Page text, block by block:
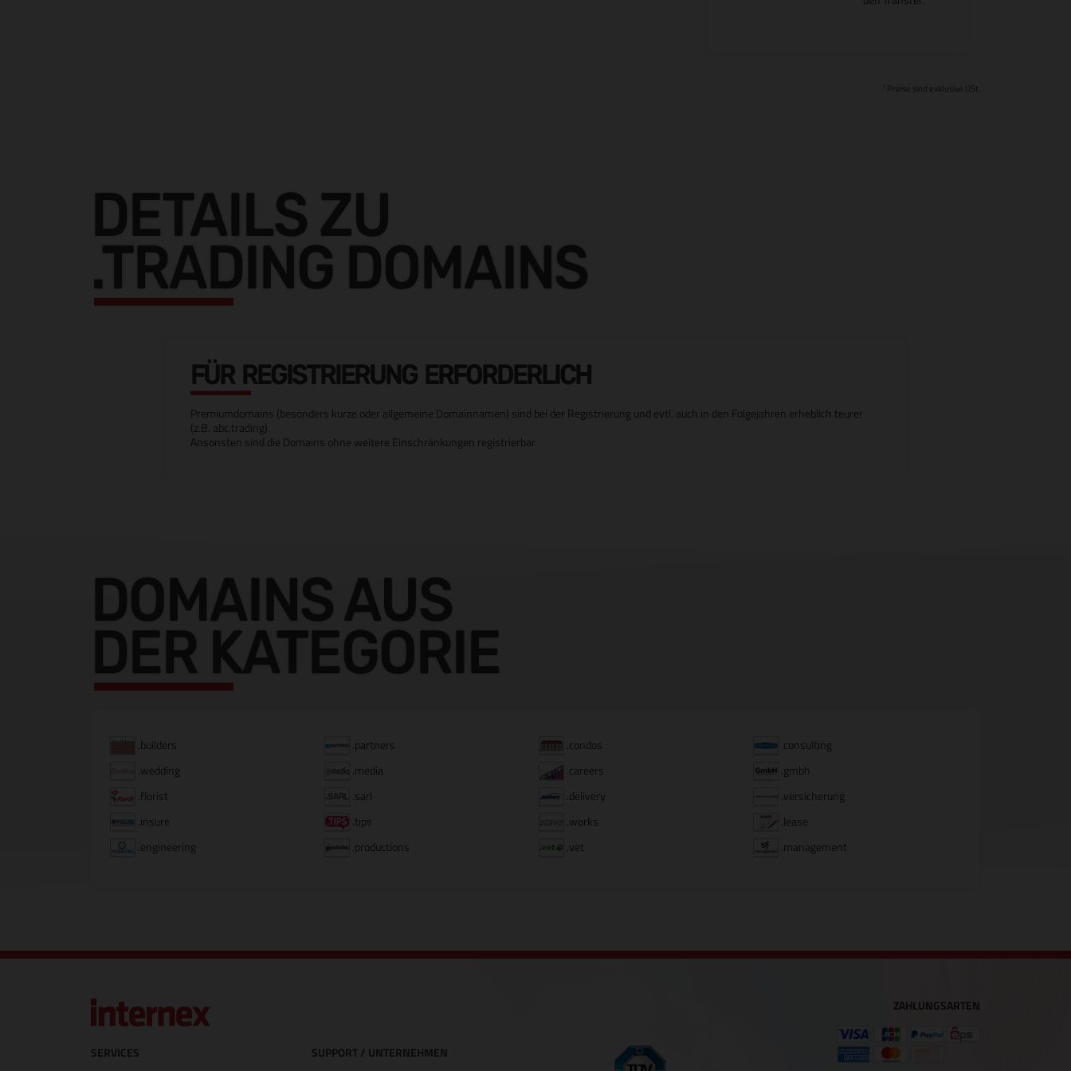
1 Preise sind exklusive USt.
DETAILS ZU
.TRADING DOMAINS
FÜR REGISTRIERUNG ERFORDERLICH
Premiumdomains (besonders kurze oder allgemeine Domainnamen) sind bei der Registrierung und evtl. auch in den Folgejahren erheblich teurer
(z.B. abc.trading).
Ansonsten sind die Domains ohne weitere Einschränkungen registrierbar.
DOMAINS AUS
DER KATEGORIE
.builders .partners .condos
.consulting
.wedding
.media .careers
.gmbh
.florist
.sarl .delivery
.versicherung
.insure
.tips .works
.lease
.engineering
.productions .vet .management
SERVICES
SUPPORT / UNTERNEHMEN
ZAHLUNGSARTEN